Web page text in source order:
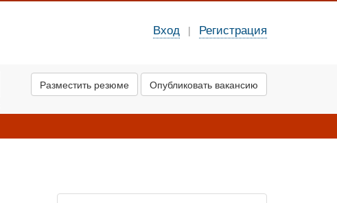
Вход | Регистрация
Разместить резюме Опубликовать вакансию